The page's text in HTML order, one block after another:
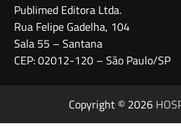
Publimed Editora Ltda.
Rua Felipe Gadelha, 104
Sala 55 – Santana
CEP: 02012-120 – São Paulo/SP
Copyright © 2026